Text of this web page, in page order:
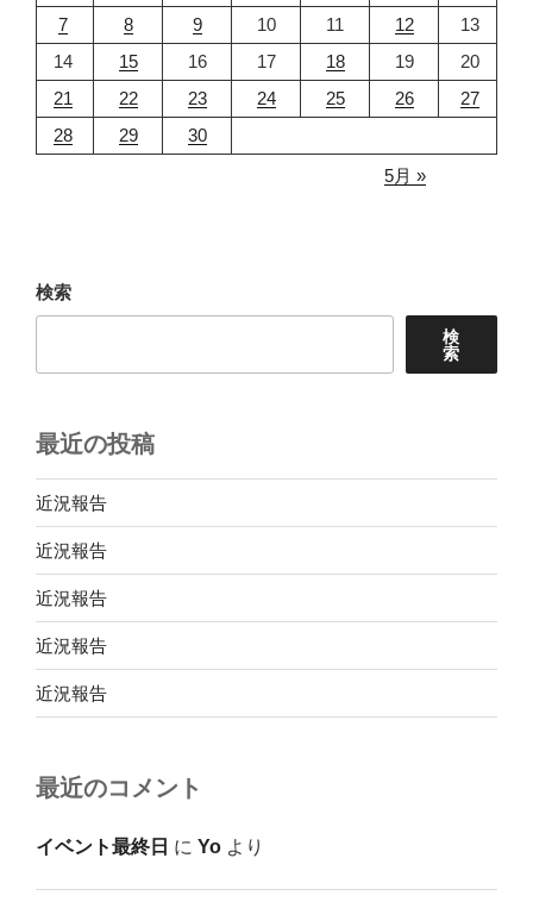
7
8 9 10 11 12
13
14
15 16 17 18 19
20
21
22 23 24 25 26
27
28
29
30
5月 »
検索
検
索
最近の投稿
近況報告
近況報告
近況報告
近況報告
近況報告
最近のコメント
イベント最終日 に Yo より